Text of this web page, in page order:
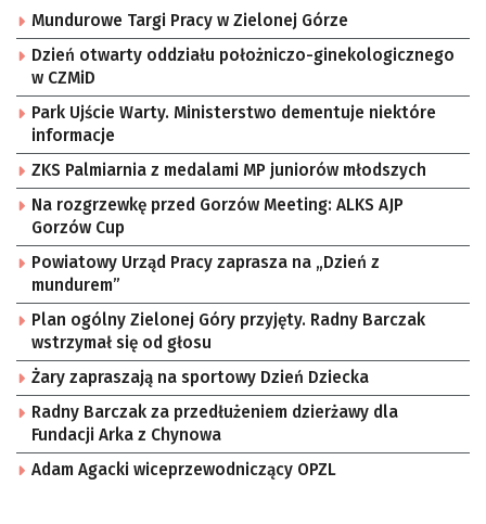
Mundurowe Targi Pracy w Zielonej Górze
Dzień otwarty oddziału położniczo-ginekologicznego
w CZMiD
Park Ujście Warty. Ministerstwo dementuje niektóre
informacje
ZKS Palmiarnia z medalami MP juniorów młodszych
Na rozgrzewkę przed Gorzów Meeting: ALKS AJP
Gorzów Cup
Powiatowy Urząd Pracy zaprasza na „Dzień z
mundurem”
Plan ogólny Zielonej Góry przyjęty. Radny Barczak
wstrzymał się od głosu
Żary zapraszają na sportowy Dzień Dziecka
Radny Barczak za przedłużeniem dzierżawy dla
Fundacji Arka z Chynowa
Adam Agacki wiceprzewodniczący OPZL